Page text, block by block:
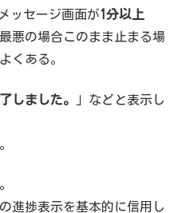
ッセージ画面が1分以上
悪の場合このまま止まる場
くある。
しました。
」などと表示し
進捗表示を基本的に信用し